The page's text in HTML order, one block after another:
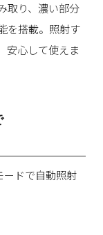
取り、濃い部分
を搭載。照射す
安心して使えま
ードで自動照射